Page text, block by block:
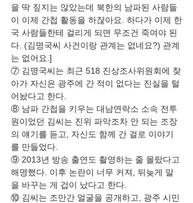
을 딱 짚지는 않았는데 북한의 남파된 사람들
이 이제 간첩 활동을 하잖아요. 하다가 이제 한
국 사람들한테 걸리게 되면 무조건 죽여야 된
다. (김명국씨 사건이랑 관계는 없네요?) 관계
는 없어요.]
⑦ 김명국씨는 최근 518 진상조사위원회에 찾
아가 자신은 광주에 간 적이 없다는 진실을 털
어놨다고 한다.
⑧ 남파 간첩을 키우는 대남연락소 소속 전투
원이었던 김씨는 진위 파악조차 안 되는 조장
의 얘기를 듣고, 자신도 함께 간 걸로 이야기
를 만들었다.
⑨ 2013년 방송 출연도 촬영하는 줄 몰랐다고
해명했다. 이후 논란이 너무 커져, 뒤늦게 말
을 바꾸는 게 겁이 났다고 한다.
⑩ 김씨는 조만간 얼굴을 공개하고, 광주 시민